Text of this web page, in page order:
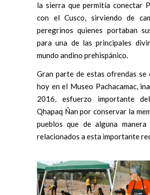
la sierra que permitía conectar
con el Cusco, sirviendo de
peregrinos quienes portaban
para una de las principales
mundo andino prehispánico.
Gran parte de estas ofrendas se
hoy en el Museo Pachacamac,
2016, esfuerzo importante
Qhapaq Ñan por conservar la
pueblos que de alguna manera
relacionados a esta importante